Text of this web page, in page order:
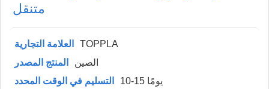
متنقل
العلامة التجارية
TOPPLA
المنتج المصدر
الصين
التسليم في الوقت المحدد
10-15 يومًا